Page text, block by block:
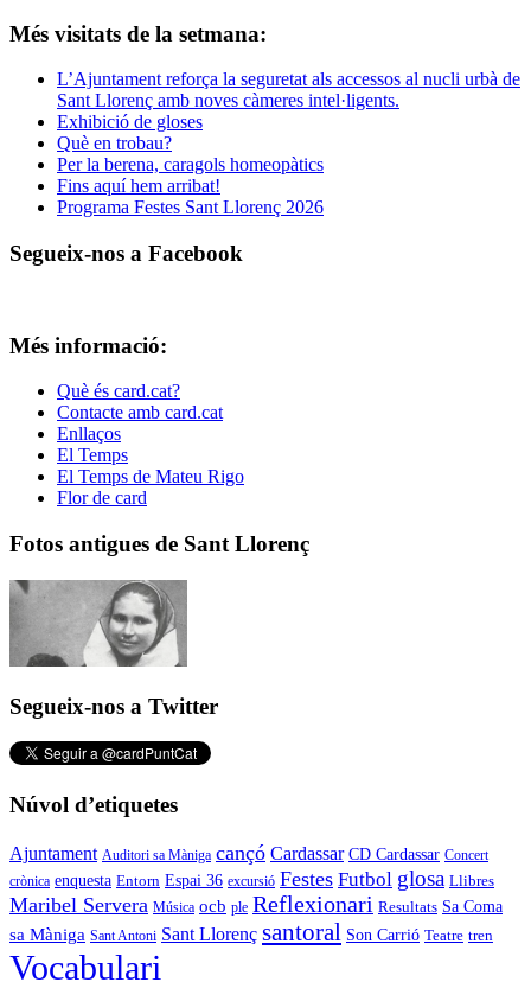
Més visitats de la setmana:
L’Ajuntament reforça la seguretat als accessos al nucli urbà de
Sant Llorenç amb noves càmeres intel·ligents.
Exhibició de gloses
Què en trobau?
Per la berena, caragols homeopàtics
Fins aquí hem arribat!
Programa Festes Sant Llorenç 2026
Segueix-nos a Facebook
Més informació:
Què és card.cat?
Contacte amb card.cat
Enllaços
El Temps
El Temps de Mateu Rigo
Flor de card
Fotos antigues de Sant Llorenç
Segueix-nos a Twitter
Núvol d’etiquetes
Ajuntament Auditori sa Màniga cançó Cardassar CD Cardassar Concert
crònica enquesta Entorn Espai 36 excursió Festes Futbol glosa Llibres
Maribel Servera Música ocb ple Reflexionari Resultats Sa Coma
sa Màniga Sant Antoni Sant Llorenç santoral Son Carrió Teatre tren
Vocabulari